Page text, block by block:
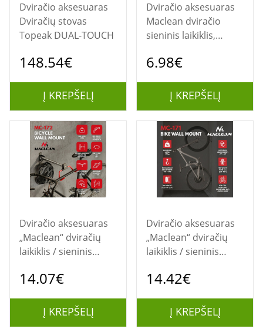
Dviračio aksesuaras
Dviračių stovas
Topeak DUAL-TOUCH
148.54€
Į KREPŠELĮ
Dviračio aksesuaras
Maclean dviračio
sieninis laikiklis,
plieninis, maksimali
6.98€
Į KREPŠELĮ
Dviračio aksesuaras
„Maclean“ dviračių
laikiklis / sieninis
horizontalus,
apkrova 30 kg,
reguliuojamas
14.07€
Į KREPŠELĮ
Dviračio aksesuaras
„Maclean“ dviračių
laikiklis / sieninis
apkrova 35 kg,
pasvirimo kampas,
plienas, MC-171
14.42€
Į KREPŠELĮ